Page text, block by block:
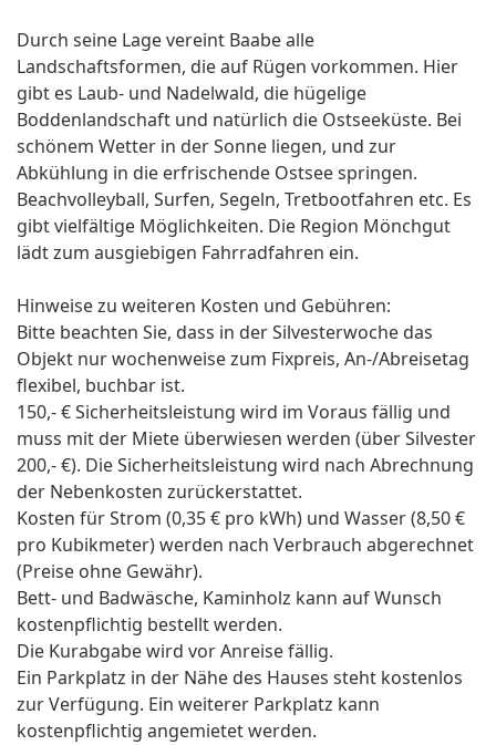
Durch seine Lage vereint Baabe alle
Landschaftsformen, die auf Rügen vorkommen. Hier
gibt es Laub- und Nadelwald, die hügelige
Boddenlandschaft und natürlich die Ostseeküste. Bei
schönem Wetter in der Sonne liegen, und zur
Abkühlung in die erfrischende Ostsee springen.
Beachvolleyball, Surfen, Segeln, Tretbootfahren etc. Es
gibt vielfältige Möglichkeiten. Die Region Mönchgut
lädt zum ausgiebigen Fahrradfahren ein.
Hinweise zu weiteren Kosten und Gebühren:
Bitte beachten Sie, dass in der Silvesterwoche das
Objekt nur wochenweise zum Fixpreis, An-/Abreisetag
flexibel, buchbar ist.
150,- € Sicherheitsleistung wird im Voraus fällig und
muss mit der Miete überwiesen werden (über Silvester
200,- €). Die Sicherheitsleistung wird nach Abrechnung
der Nebenkosten zurückerstattet.
Kosten für Strom (0,35 € pro kWh) und Wasser (8,50 €
pro Kubikmeter) werden nach Verbrauch abgerechnet
(Preise ohne Gewähr).
Bett- und Badwäsche, Kaminholz kann auf Wunsch
kostenpflichtig bestellt werden.
Die Kurabgabe wird vor Anreise fällig.
Ein Parkplatz in der Nähe des Hauses steht kostenlos
zur Verfügung. Ein weiterer Parkplatz kann
kostenpflichtig angemietet werden.